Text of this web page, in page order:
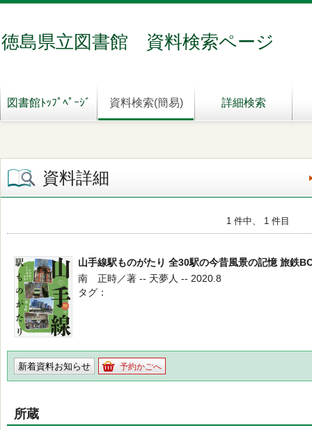
徳島県立図書館 資料検索ページ
図書館ﾄｯﾌﾟﾍﾟｰｼﾞ 資料検索(簡易) 詳細検索
資料詳細
1 件中、 1 件目
山手線駅ものがたり 全30駅の今昔風景の記憶 旅鉄
南 正時／著 -- 天夢人 -- 2020.8
タグ
新着資料お知らせ 予約かごへ
所蔵